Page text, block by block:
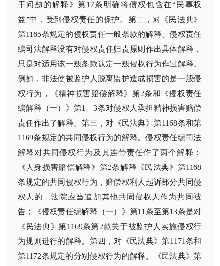
干问题的解释》第17条明确将债权包含在“民事权
益”中，受到侵权责任的保护。第二，对《民法典》
第1165条规定的侵权责任一般条款的解释。侵权责任
编司法解释没有对侵权责任归责原则作出具体解释，
只是对适用该一般条款认定一般侵权行为作过解释。
例如，非法使被监护人脱离监护造成损害的是一般侵
权行为，《精神损害赔偿解释》第2条和《侵权责任
编解释（一）》第1—3条对侵权人承担精神损害赔偿
责任作出了解释。第三，对《民法典》第1168条和第
1169条规定的共同侵权行为的解释。侵权责任编司法
解释对共同侵权行为及其连带责任作了两个解释：
《人身损害赔偿解释》第2条解释《民法典》第1168
条规定的共同侵权行为，赔偿权利人起诉部分共同侵
权人的，法院应当追加其他共同侵权人作为共同被
告；《侵权责任编解释（一）》第11条至第13条是对
《民法典》第1169条第2款关于被监护人实施侵权行
为规则进行的解释。第四，对《民法典》第1171条和
第1172条规定的分别侵权行为的解释。《民法典》第